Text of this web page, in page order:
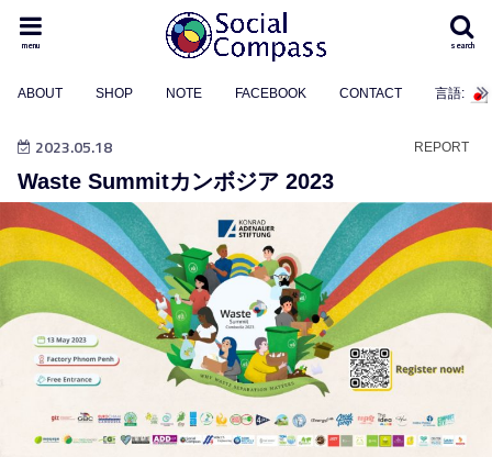
search
menu
ABOUT SHOP NOTE FACEBOOK CONTACT 言語:
REPORT
2023.05.18
Waste Summitカンボジア 2023